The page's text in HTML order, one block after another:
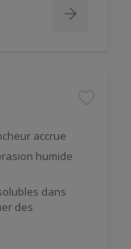
accrue
humide
dans
des